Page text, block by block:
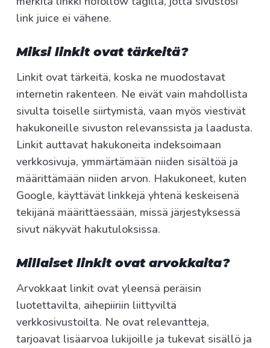
link juice ei vähene.
Miksi linkit ovat tärkeitä?
Linkit ovat tärkeitä, koska ne muodostavat
internetin rakenteen. Ne eivät vain mahdollista
sivulta toiselle siirtymistä, vaan myös viestivät
hakukoneille sivuston relevanssista ja laadusta.
Linkit auttavat hakukoneita indeksoimaan
verkkosivuja, ymmärtämään niiden sisältöä ja
määrittämään niiden arvon. Hakukoneet, kuten
Google, käyttävät linkkejä yhtenä keskeisenä
tekijänä määrittäessään, missä järjestyksessä
sivut näkyvät hakutuloksissa.
Millaiset linkit ovat arvokkaita?
Arvokkaat linkit ovat yleensä peräisin
luotettavilta, aihepiiriin liittyviltä
verkkosivustoilta. Ne ovat relevantteja,
tarjoavat lisäarvoa lukijoille ja tukevat sisällö ja